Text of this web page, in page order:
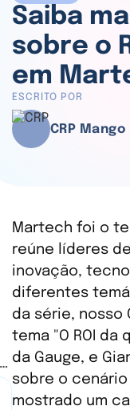
Saiba
sobre o
em
ESCRITO POR
CRP Mango
Martech foi o
reúne líderes
inovação,
diferentes
da série, nosso
tema "O ROI
da Gauge, e
sobre o
mostrado um